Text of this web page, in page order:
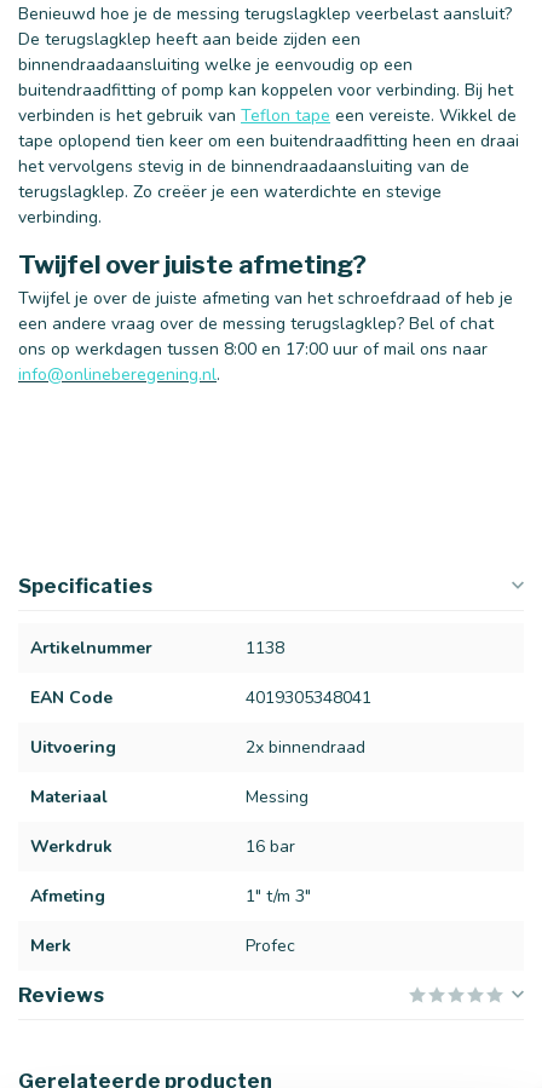
Benieuwd hoe je de messing terugslagklep veerbelast aansluit?
De terugslagklep heeft aan beide zijden een
binnendraadaansluiting welke je eenvoudig op een
buitendraadfitting of pomp kan koppelen voor verbinding. Bij het
verbinden is het gebruik van Teflon tape een vereiste. Wikkel de
tape oplopend tien keer om een buitendraadfitting heen en draai
het vervolgens stevig in de binnendraadaansluiting van de
terugslagklep. Zo creëer je een waterdichte en stevige
verbinding.
Twijfel over juiste afmeting?
Twijfel je over de juiste afmeting van het schroefdraad of heb je
een andere vraag over de messing terugslagklep? Bel of chat
ons op werkdagen tussen 8:00 en 17:00 uur of mail ons naar
info@onlineberegening.nl.
Specificaties
Artikelnummer 1138
EAN Code 4019305348041
Uitvoering 2x binnendraad
Materiaal Messing
Werkdruk 16 bar
Afmeting 1" t/m 3"
Merk Profec
Reviews
Gerelateerde producten